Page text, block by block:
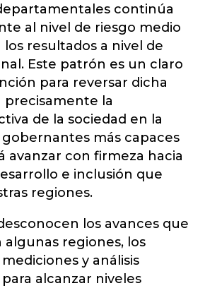
continúa
al nivel de riesgo medio
resultados a nivel de
Este patrón es un claro
para reversar dicha
precisamente la
de la sociedad en la
más capaces
avanzar con firmeza hacia
e inclusión que
regiones.
los avances que
algunas regiones, los
y análisis
alcanzar niveles